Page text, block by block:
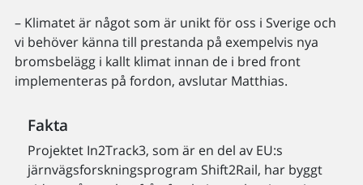
– Klimatet är något som är unikt för oss i Sverige och
vi behöver känna till prestanda på exempelvis nya
bromsbelägg i kallt klimat innan de i bred front
implementeras på fordon, avslutar Matthias.
Fakta
Projektet In2Track3, som är en del av EU:s
järnvägsforskningsprogram Shift2Rail, har byggt